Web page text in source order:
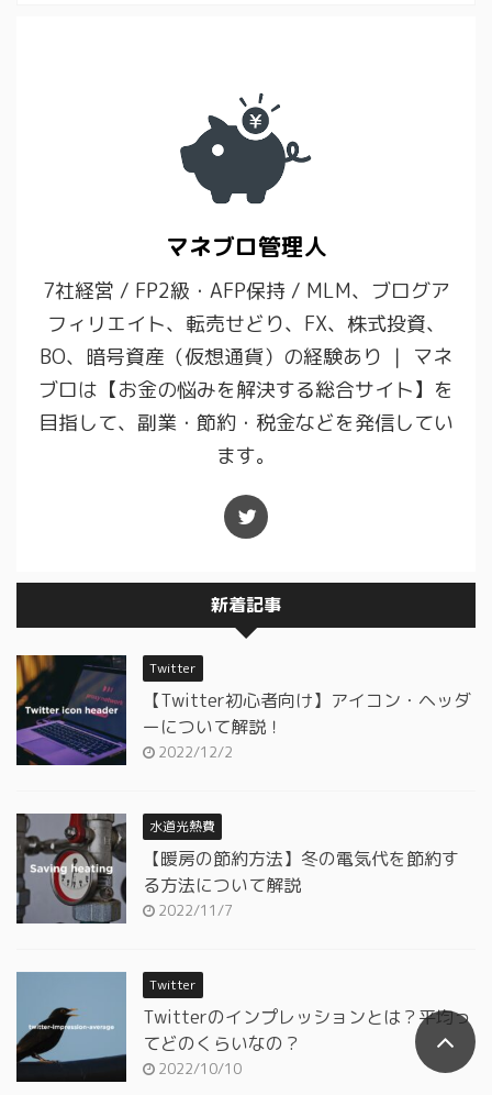
マネブロ管理人
7社経営 / FP2級・AFP保持 / MLM、ブログア
フィリエイト、転売せどり、FX、株式投資、
BO、暗号資産（仮想通貨）の経験あり ｜ マネ
ブロは【お金の悩みを解決する総合サイト】を
目指して、副業・節約・税金などを発信してい
ます。
新着記事
Twitter
【Twitter初心者向け】アイコン・ヘッダ
ーについて解説！
2022/12/2
水道光熱費
【暖房の節約方法】冬の電気代を節約す
る方法について解説
2022/11/7
Twitter
Twitterのインプレッションとは？平均っ
てどのくらいなの？
2022/10/10